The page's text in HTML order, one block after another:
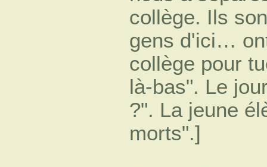
collège. Ils
gens d'ici…
collège pour
là-bas". Le
?". La jeune
morts".]